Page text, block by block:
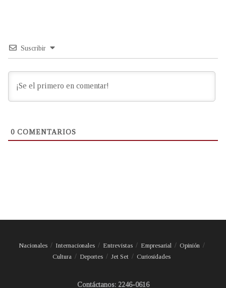
Suscribir
0 COMENTARIOS
Nacionales Internacionales Entrevistas Empresarial
Opinión
Cultura
Deportes Jet Set Curiosidades
Contáctanos: 2246-0616